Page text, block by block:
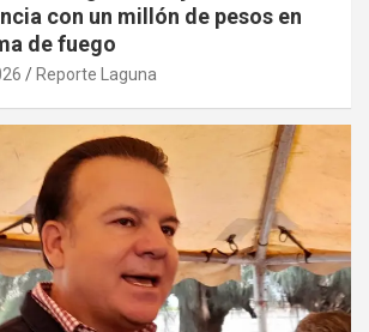
con un millón de pesos en
de fuego
Reporte Laguna